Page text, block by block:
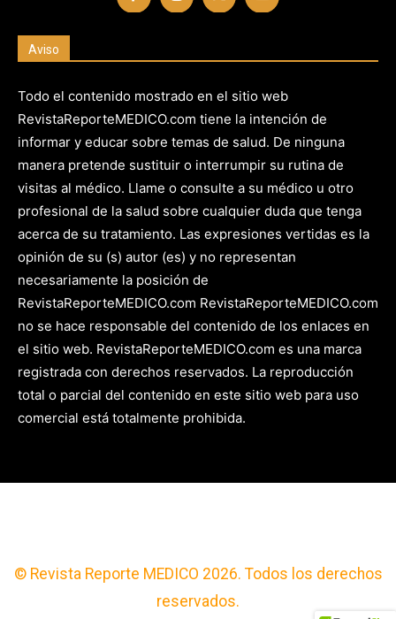
Aviso
Todo el contenido mostrado en el sitio web
RevistaReporteMEDICO.com tiene la intención de
informar y educar sobre temas de salud. De ninguna
manera pretende sustituir o interrumpir su rutina de
visitas al médico. Llame o consulte a su médico u otro
profesional de la salud sobre cualquier duda que tenga
acerca de su tratamiento. Las expresiones vertidas es la
opinión de su (s) autor (es) y no representan
necesariamente la posición de
RevistaReporteMEDICO.com RevistaReporteMEDICO.com
no se hace responsable del contenido de los enlaces en
el sitio web. RevistaReporteMEDICO.com es una marca
registrada con derechos reservados. La reproducción
total o parcial del contenido en este sitio web para uso
comercial está totalmente prohibida.
© Revista Reporte MEDICO 2026. Todos los derechos
reservados.